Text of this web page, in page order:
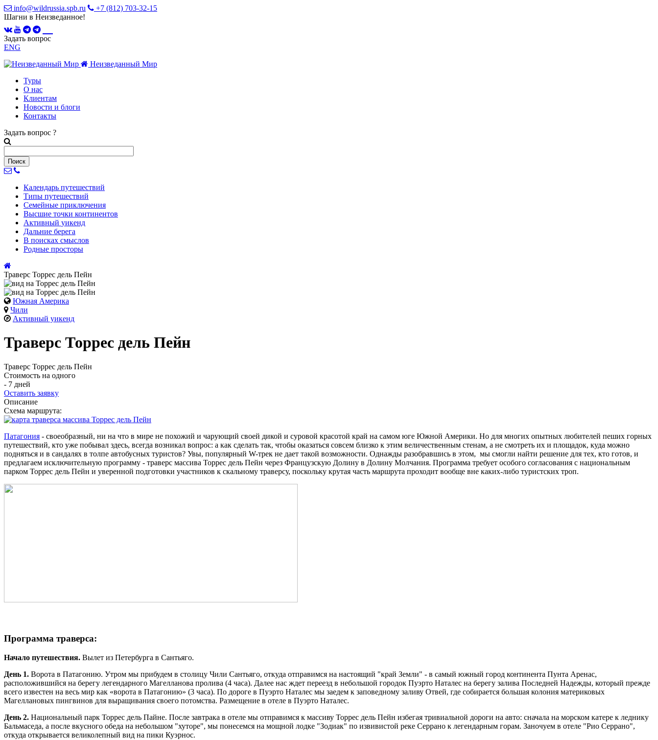
info@wildrussia.spb.ru
+7 (812) 703-32-15
Шагни в Неизведанное!
Задать вопрос
ENG
Неизведанный Мир
Туры
О нас
Клиентам
Новости и блоги
Контакты
Задать вопрос ?
Календарь путешествий
Типы путешествий
Семейные приключения
Высшие точки континентов
Активный уикенд
Дальние берега
В поисках смыслов
Родные просторы
Траверс Торрес дель Пейн
Южная Америка
Чили
Активный уикенд
Траверс Торрес дель Пейн
Траверс Торрес дель Пейн
Стоимость на одного
- 7 дней
Оставить заявку
Описание
Схема маршрута:
Патагония - своеобразный, ни на что в мире не похожий и чарующий своей дикой и суровой красотой край на самом юге Южной Америки. Но для многих опытных любителей пеших горных
путешествий, кто уже побывал здесь, всегда возникал вопрос: а как сделать так, чтобы оказаться совсем близко к этим величественным стенам, а не смотреть их и площадок, куда можно
подняться и в сандалях в толпе автобусных туристов? Увы, популярный W-трек не дает такой возможности. Однажды разобравшись в этом, мы смогли найти решение для тех, кто готов, и
предлагаем исключительную программу - траверс массива Торрес дель Пейн через Французскую Долину в Долину Молчания. Программа требует особого согласования с национальным
парком Торрес дель Пейн и уверенной подготовки участников к скальному траверсу, поскольку крутая часть маршрута проходит вообще вне каких-либо туристских троп.
Программа траверса:
Начало путешествия. Вылет из Петербурга в Сантьяго.
День 1. Ворота в Патагонию. Утром мы прибудем в столицу Чили Сантьяго, откуда отправимся на настоящий "край Земли" - в самый южный город континента Пунта Аренас,
расположившийся на берегу легендарного Магелланова пролива (4 часа). Далее нас ждет переезд в небольшой городок Пуэрто Наталес на берегу залива Последней Надежды, который прежде
всего известен на весь мир как «ворота в Патагонию» (3 часа). По дороге в Пуэрто Наталес мы заедем к заповедному заливу Отвей, где собирается большая колония материковых
Магеллановых пингвинов для выращивания своего потомства. Размещение в отеле в Пуэрто Наталес.
День 2. Национальный парк Торрес дель Пайне. После завтрака в отеле мы отправимся к массиву Торрес дель Пейн избегая тривиальной дороги на авто: сначала на морском катере к леднику
Бальмаседа, а после вкусного обеда на небольшом "хуторе", мы понесемся на мощной лодке "Зодиак" по извивистой реке Серрано к легендарным горам. Заночуем в отеле "Рио Серрано",
откуда открывается великолепный вид на пики Куэрнос.